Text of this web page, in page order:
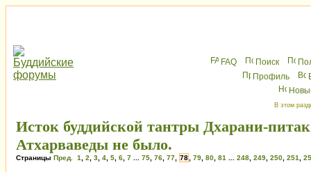
FAQ Поиск
Профиль
В этом
Исток буддийской тантры Дхарани-
Атхарваведы не было.
Страницы Пред. 1 2 3 4 5 6 7 75 76 77 78 79 80 81 248 249 250 251